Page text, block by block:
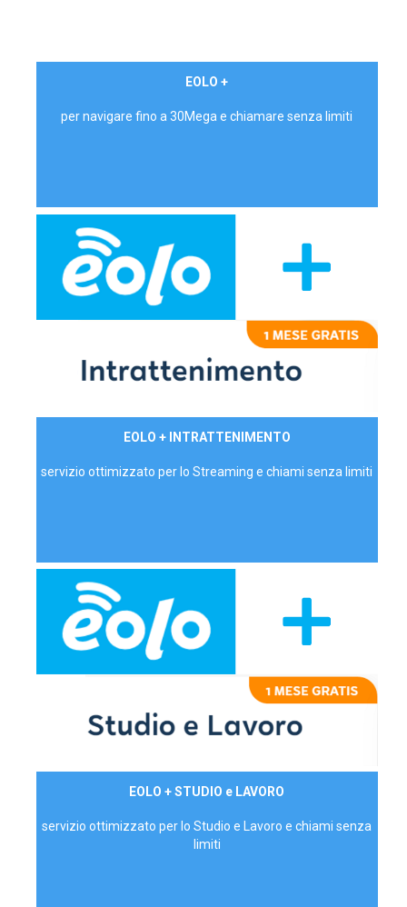
EOLO +
per navigare fino a 30Mega e chiamare senza limiti
EOLO + INTRATTENIMENTO
servizio ottimizzato per lo Streaming e chiami senza limiti
EOLO + STUDIO e LAVORO
servizio ottimizzato per lo Studio e Lavoro e chiami senza
limiti